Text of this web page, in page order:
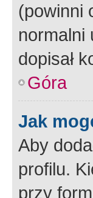
(powinni
normalni
dopisał
Góra
Jak
Aby
profilu.
przy